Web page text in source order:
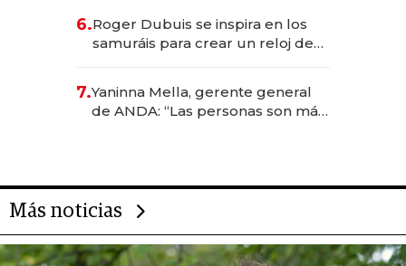
6.Roger Dubuis se inspira en los
samuráis para crear un reloj de
7.Yaninna Mella, gerente general
de ANDA: “Las personas son más
Más noticias